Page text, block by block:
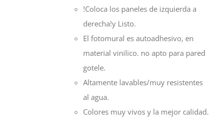
!Coloca los paneles de izquierda a
derecha!y Listo.
El fotomural es autoadhesivo, en
material vinilico. no apto para pared
gotele.
Altamente lavables/muy resistentes
al agua.
Colores muy vivos y la mejor calidad.